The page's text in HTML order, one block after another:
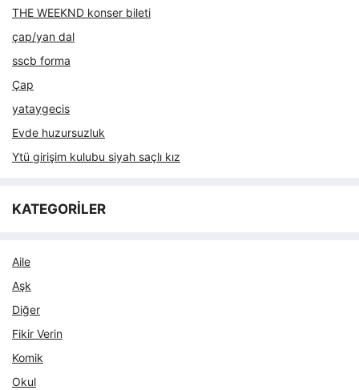
THE WEEKND konser bileti
çap/yan dal
sscb forma
Çap
yataygecis
Evde huzursuzluk
Ytü girişim kulubu siyah saçlı kız
KATEGORİLER
Aile
Aşk
Diğer
Fikir Verin
Komik
Okul